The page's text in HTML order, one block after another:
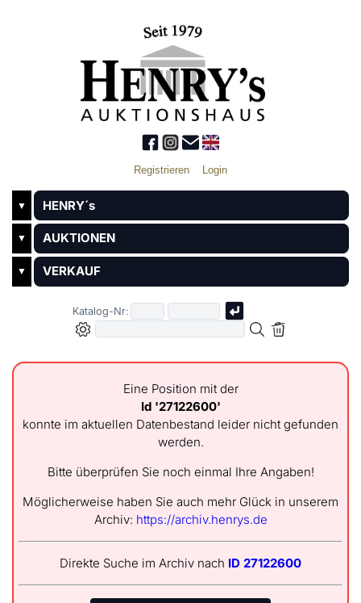
Registrieren Login
▼ HENRY´s
▼ AUKTIONEN
▼ VERKAUF
Katalog-Nr:
Eine Position mit der
Id '27122600'
konnte im aktuellen Datenbestand leider nicht gefunden
werden.
Bitte überprüfen Sie noch einmal Ihre Angaben!
Möglicherweise haben Sie auch mehr Glück in unserem
Archiv: https://archiv.henrys.de
Direkte Suche im Archiv nach ID 27122600